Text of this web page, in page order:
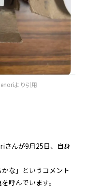
より引用
んが9月25日、自身
な」というコメント
呼んでいます。